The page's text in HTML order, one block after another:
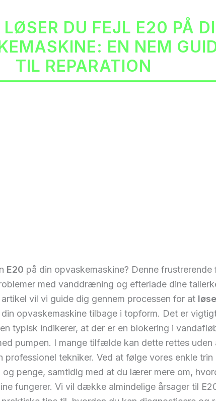
DU FEJL E20 PÅ
EN NEM
TIL REPARATION
E20 på din opvaskemaskine? Denne frustrerende
med vanddræning og efterlade dine
vil vi guide dig gennem processen for at løse
opvaskemaskine tilbage i topform. Det er
typisk indikerer, at der er en blokering i
pumpen. I mange tilfælde kan dette rettes uden
professionel tekniker. Ved at følge vores enkle trin
og penge, samtidig med at du lærer mere om,
fungerer. Vi vil dække almindelige årsager til